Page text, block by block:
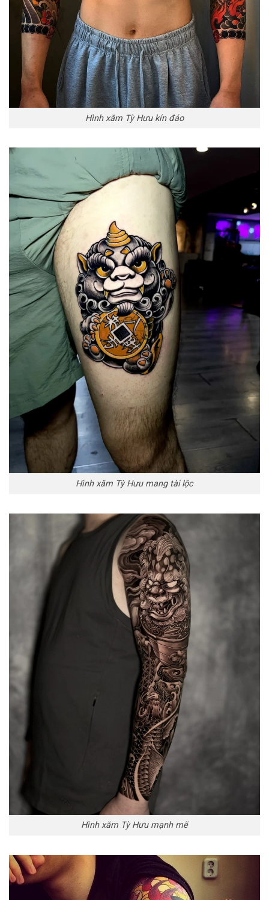
Hình xăm Tỳ Hưu kín đáo
Hình xăm Tỳ Hưu mang tài lộc
Hình xăm Tỳ Hưu mạnh mẽ